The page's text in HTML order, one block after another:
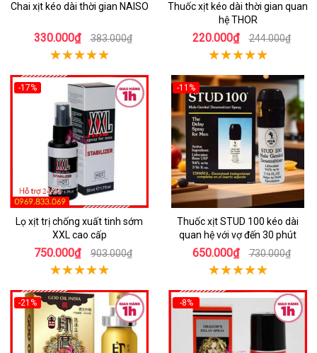
Chai xịt kéo dài thời gian NAISO
330.000₫ 383.000₫
Thuốc xịt kéo dài thời gian quan
hệ THOR
220.000₫ 244.000₫
-17%
Lọ xịt trị chống xuất tinh sớm
XXL cao cấp
750.000₫ 903.000₫
-11%
Thuốc xịt STUD 100 kéo dài
quan hệ với vợ đến 30 phút
650.000₫ 730.000₫
-21% -8%